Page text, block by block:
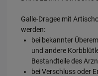
Galle-Dragee mit
werden:
bei bekannter
und andere
Bestandteile des
bei Verschluss oder